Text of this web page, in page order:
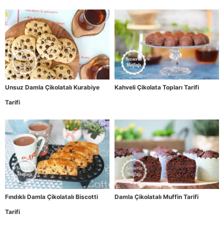
Unsuz Damla Çikolatalı Kurabiye
Tarifi
Kahveli Çikolata Topları Tarifi
Fındıklı Damla Çikolatalı Biscotti
Tarifi
Damla Çikolatalı Muffin Tarifi